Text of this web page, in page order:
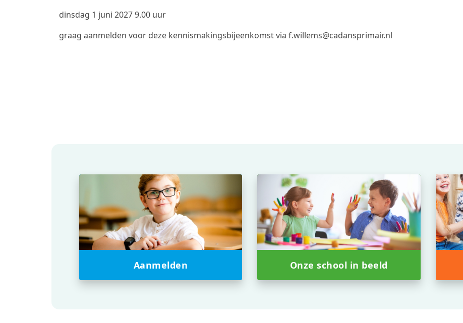
dinsdag 1 juni 2027 9.00 uur
graag aanmelden voor deze kennismakingsbijeenkomst via f.willems@cadansprimair.nl
Aanmelden Onze school in beeld